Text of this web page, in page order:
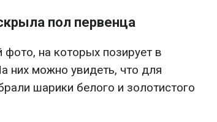
пол первенца
фото, на которых позирует в
них можно увидеть, что для
шарики белого и золотистого